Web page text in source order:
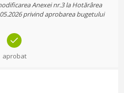
Anexei nr.3 la Hotărârea
privind aprobarea bugetului
aprobat